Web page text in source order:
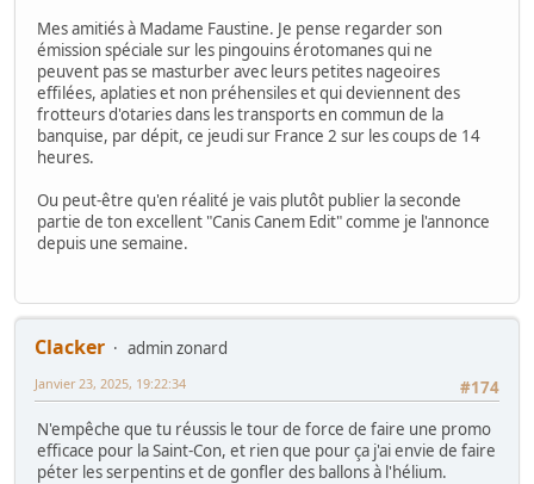
Mes amitiés à Madame Faustine. Je pense regarder son
émission spéciale sur les pingouins érotomanes qui ne
peuvent pas se masturber avec leurs petites nageoires
effilées, aplaties et non préhensiles et qui deviennent des
frotteurs d'otaries dans les transports en commun de la
banquise, par dépit, ce jeudi sur France 2 sur les coups de 14
heures.
Ou peut-être qu'en réalité je vais plutôt publier la seconde
partie de ton excellent "Canis Canem Edit" comme je l'annonce
depuis une semaine.
Clacker
admin zonard
#174
Janvier 23, 2025, 19:22:34
N'empêche que tu réussis le tour de force de faire une promo
efficace pour la Saint-Con, et rien que pour ça j'ai envie de faire
péter les serpentins et de gonfler des ballons à l'hélium.